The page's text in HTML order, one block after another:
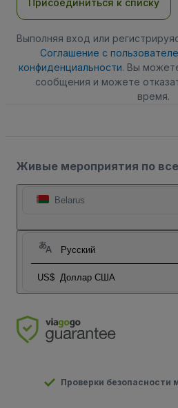
Присоединиться к списку
Выполняя вход или
Соглашение с
конфиденциальности. Вы
сообщения и можете
время.
Живые мероприятия по
Belarus
Русский
US$ Доллар США
Проверки безопасности